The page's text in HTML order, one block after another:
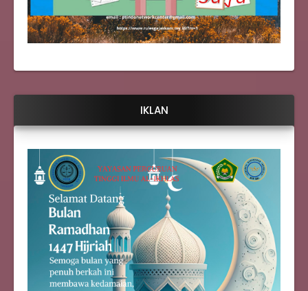
IKLAN